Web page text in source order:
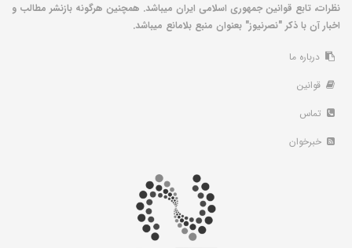
نظرات، تابع قوانین جمهوری اسلامی ایران میباشد. همچنین هرگونه بازنشر مطالب و
اخبار آن با ذکر "نصرنیوز" بعنوان منبع بلامانع میباشد.
درباره ما
قوانین
تماس
خبرخوان